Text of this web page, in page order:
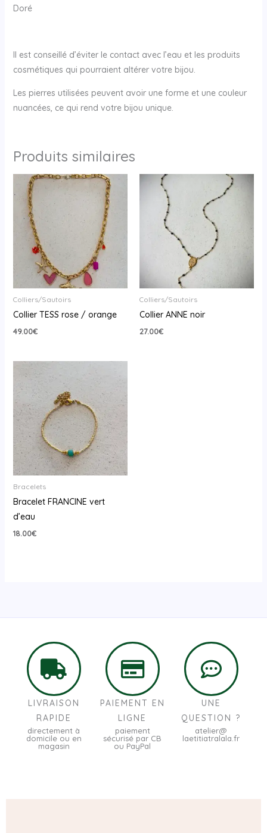
Doré
Il est conseillé d’éviter le contact avec l’eau et les produits
cosmétiques qui pourraient altérer votre bijou.
Les pierres utilisées peuvent avoir une forme et une couleur
nuancées, ce qui rend votre bijou unique.
Produits similaires
Colliers/Sautoirs
Collier TESS rose / orange
49.00€
Colliers/Sautoirs
Collier ANNE noir
27.00€
Bracelets
Bracelet FRANCINE vert
d’eau
18.00€
LIVRAISON
RAPIDE
directement à
domicile ou en
magasin
PAIEMENT EN
LIGNE
paiement
sécurisé par CB
ou PayPal
UNE
QUESTION ?
atelier@
laetitiatralala.fr